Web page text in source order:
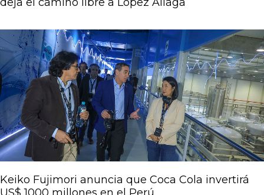
Keiko Fujimori anuncia que Coca Cola invertirá